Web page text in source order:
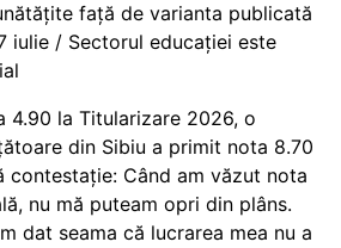
față de varianta publicată
iulie / Sectorul educației este
4.90 la Titularizare 2026, o
din Sibiu a primit nota 8.70
contestație: Când am văzut nota
nu mă puteam opri din plâns.
dat seama că lucrarea mea nu a